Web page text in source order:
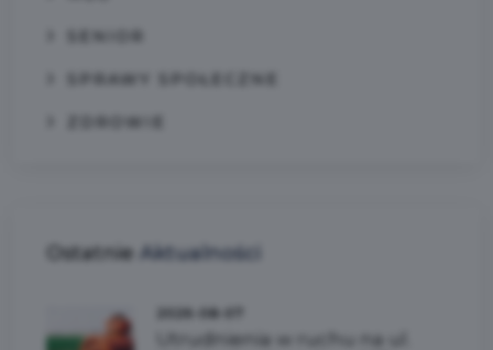
SPRAWY SPOŁECZNE
ZDROWIE
Ostatnie Aktualności
Utrudnienia w ruchu na ul.